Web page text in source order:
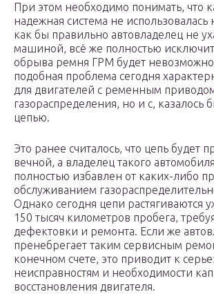
При этом необходимо понимать, что
надежная система не использовалась
как бы правильно автовладелец не
машиной, всё же полностью
обрыва ремня ГРМ будет
подобная проблема сегодня
для двигателей с ременным
газораспределения, но и с, казалось
цепью.
Это ранее считалось, что цепь будет
вечной, а владелец такого
полностью избавлен от каких-либо
обслуживанием
Однако сегодня цепи растягиваются
150 тысяч километров пробега,
дефектовки и ремонта. Если же
пренебрегает таким сервисным
конечном счете, это приводит к
неисправностям и необходимости
восстановления двигателя.